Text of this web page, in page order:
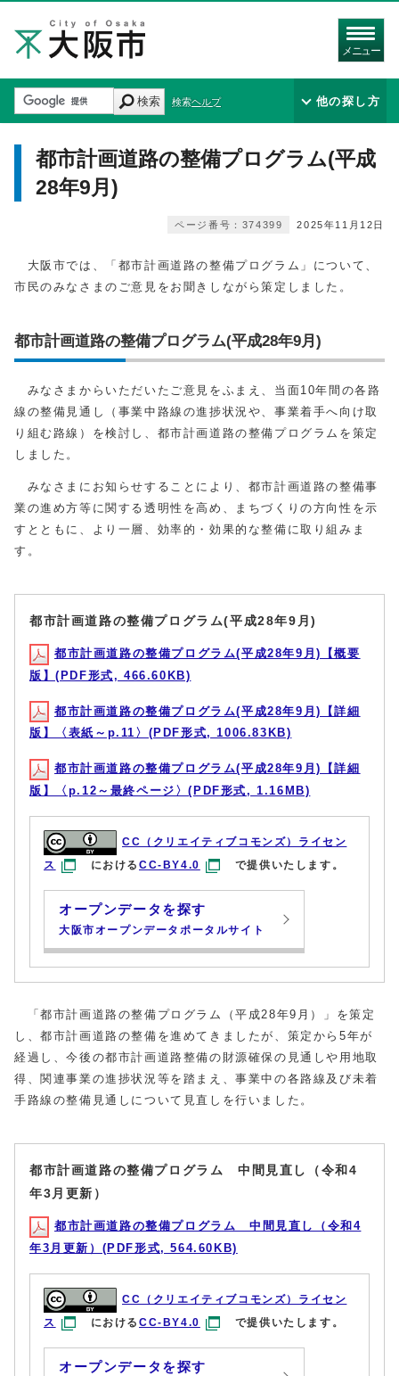
メニュー
検索 検索ヘルプ 他の探し方
都市計画道路の整備プログラム(平成
28年9月)
2025年11月12日
ページ番号：374399
大阪市では、「都市計画道路の整備プログラム」について、
市民のみなさまのご意見をお聞きしながら策定しました。
都市計画道路の整備プログラム(平成28年9月)
みなさまからいただいたご意見をふまえ、当面10年間の各路
線の整備見通し（事業中路線の進捗状況や、事業着手へ向け取
り組む路線）を検討し、都市計画道路の整備プログラムを策定
しました。
みなさまにお知らせすることにより、都市計画道路の整備事
業の進め方等に関する透明性を高め、まちづくりの方向性を示
すとともに、より一層、効率的・効果的な整備に取り組みま
す。
都市計画道路の整備プログラム(平成28年9月)
都市計画道路の整備プログラム(平成28年9月)【概要
版】(PDF形式, 466.60KB)
都市計画道路の整備プログラム(平成28年9月)【詳細
版】〈表紙～p.11〉(PDF形式, 1006.83KB)
都市計画道路の整備プログラム(平成28年9月)【詳細
版】〈p.12～最終ページ〉(PDF形式, 1.16MB)
CC（クリエイティブコモンズ）ライセン
ス
におけるCC-BY4.0 で提供いたします。
オープンデータを探す
大阪市オープンデータポータルサイト
「都市計画道路の整備プログラム（平成28年9月）」を策定
し、都市計画道路の整備を進めてきましたが、策定から5年が
経過し、今後の都市計画道路整備の財源確保の見通しや用地取
得、関連事業の進捗状況等を踏まえ、事業中の各路線及び未着
手路線の整備見通しについて見直しを行いました。
都市計画道路の整備プログラム 中間見直し（令和4
年3月更新）
都市計画道路の整備プログラム 中間見直し（令和4
年3月更新）(PDF形式, 564.60KB)
CC（クリエイティブコモンズ）ライセン
ス
におけるCC-BY4.0 で提供いたします。
オープンデータを探す